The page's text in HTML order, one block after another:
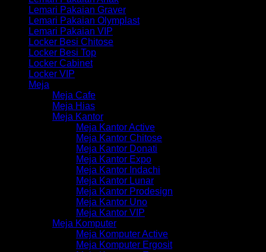
Lemari Pakaian Graver
Lemari Pakaian Olymplast
Lemari Pakaian VIP
Locker Besi Chitose
Locker Besi Top
Locker Cabinet
Locker VIP
Meja
Meja Cafe
Meja Hias
Meja Kantor
Meja Kantor Active
Meja Kantor Chitose
Meja Kantor Donati
Meja Kantor Expo
Meja Kantor Indachi
Meja Kantor Lunar
Meja Kantor Prodesign
Meja Kantor Uno
Meja Kantor VIP
Meja Komputer
Meja Komputer Active
Meja Komputer Ergosit